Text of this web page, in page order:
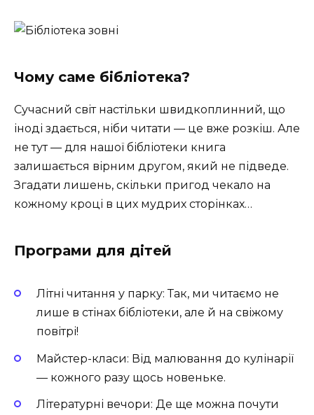
Чому саме бібліотека?
Сучасний світ настільки швидкоплинний, що
іноді здається, ніби читати — це вже розкіш. Але
не тут — для нашої бібліотеки книга
залишається вірним другом, який не підведе.
Згадати лишень, скільки пригод чекало на
кожному кроці в цих мудрих сторінках…
Програми для дітей
Літні читання у парку: Так, ми читаємо не
лише в стінах бібліотеки, але й на свіжому
повітрі!
Майстер-класи: Від малювання до кулінарії
— кожного разу щось новеньке.
Літературні вечори: Де ще можна почути